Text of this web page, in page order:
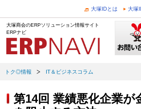
大塚IDとは 大塚
大塚商会のERPソリューション情報サイト
ERPナビ
トク◎情報 IT＆ビジネスコラム
第14回 業績悪化企業が